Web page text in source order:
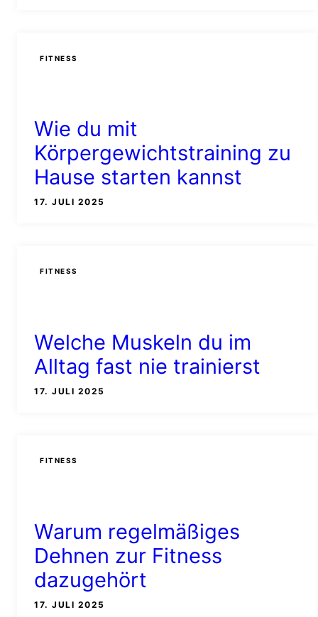
FITNESS
Wie du mit
Körpergewichtstraining zu
Hause starten kannst
17. JULI 2025
FITNESS
Welche Muskeln du im
Alltag fast nie trainierst
17. JULI 2025
FITNESS
Warum regelmäßiges
Dehnen zur Fitness
dazugehört
17. JULI 2025